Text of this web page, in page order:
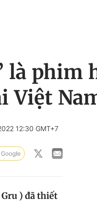
là phim
Việt
12:30 GMT+7
) đã thiết